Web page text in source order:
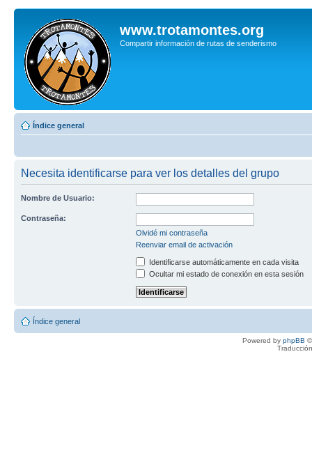
www.trotamontes.org
Compartir información de rutas de senderismo
Índice general
Necesita identificarse para ver los detalles del grupo
Nombre de Usuario:
Contraseña:
Olvidé mi contraseña
Reenviar email de activación
Identificarse automáticamente en cada visita
Ocultar mi estado de conexión en esta sesión
Índice general
Powered by phpBB